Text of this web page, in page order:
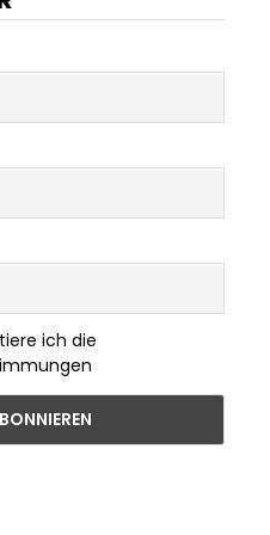
ich die